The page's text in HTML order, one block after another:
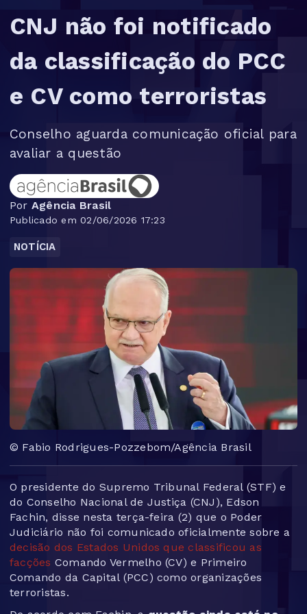
CNJ não foi notificado
da classificação do PCC
e CV como terroristas
Conselho aguarda comunicação oficial para
avaliar a questão
Por Agência Brasil
Publicado em 02/06/2026 17:23
NOTÍCIA
© Fabio Rodrigues-Pozzebom/Agência Brasil
O presidente do Supremo Tribunal Federal (STF) e
do Conselho Nacional de Justiça (CNJ), Edson
Fachin, disse nesta terça-feira (2) que o Poder
Judiciário não foi comunicado oficialmente sobre a
decisão dos Estados Unidos que classificou as
facções Comando Vermelho (CV) e Primeiro
Comando da Capital (PCC) como organizações
terroristas.